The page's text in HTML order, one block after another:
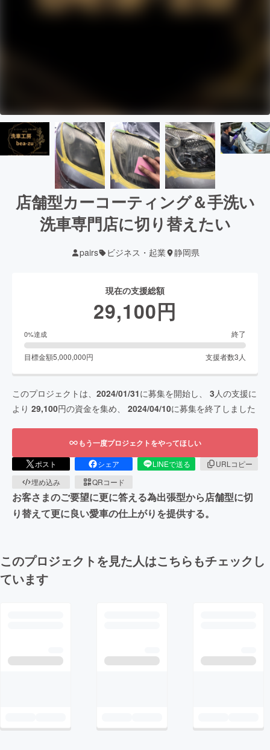
店舗型カーコーティング＆手洗い
洗車専門店に切り替えたい
pairs ビジネス・起業 静岡県
現在の支援総額
29,100円
0%達成 終了
目標金額5,000,000円 支援者数3 人
このプロジェクトは、 2024/01/31に募集を開始し、 3人の支援に
より 29,100円の資金を集め、 2024/04/10に募集を終了しました
もう一度プロジェクトをやってほしい
ポスト シェア LINEで送る
URLコピー
埋め込み
QRコード
お客さまのご要望に更に答える為出張型から店舗型に切
り替えて更に良い愛車の仕上がりを提供する。
このプロジェクトを見た人はこちらもチェックし
ています